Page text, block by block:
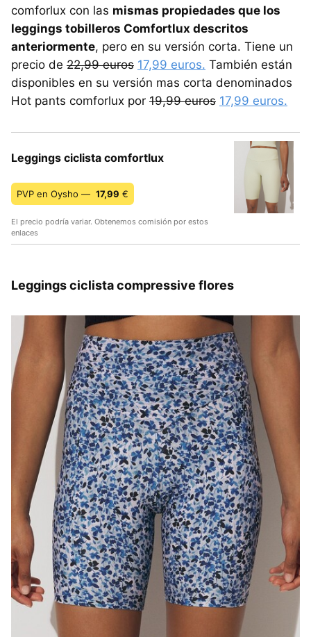
comforlux con las mismas propiedades que los
leggings tobilleros Comfortlux descritos
anteriormente, pero en su versión corta. Tiene un
precio de 22,99 euros 17,99 euros. También están
disponibles en su versión mas corta denominados
Hot pants comforlux por 19,99 euros 17,99 euros.
Leggings ciclista comfortlux
PVP en Oysho — 17,99 €
El precio podría variar. Obtenemos comisión por estos
enlaces
Leggings ciclista compressive flores